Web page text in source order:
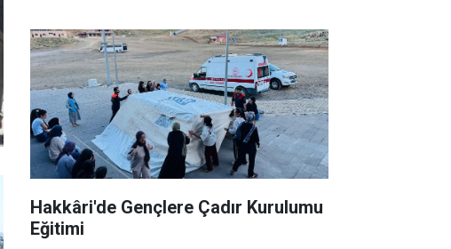
Hakkâri'de Gençlere Çadır Kurulumu
Eğitimi